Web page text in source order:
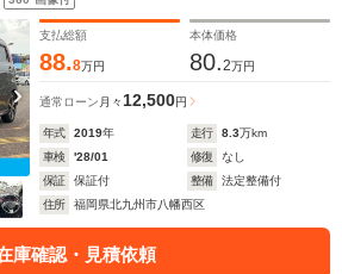
支払総額
88.8万円
本体価格
80.2万円
通常ローン 月々 12,500円
年式 2019年 走行 8.3万km
車検
'28/01 修復
なし
保証
保証付 整備
法定整備付
住所
福岡県北九州市八幡西区
庫確認・見積依頼